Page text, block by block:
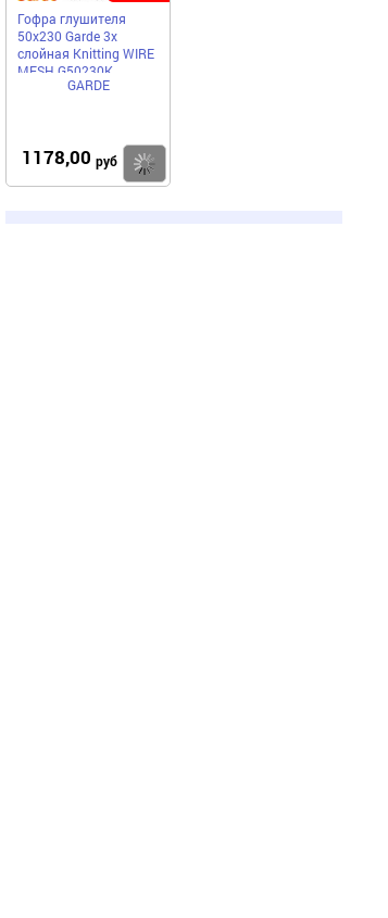
Гофра глушителя
50x230 Garde 3х
слойная Knitting WIRE
MESH G50230K
GARDE
1178,00 руб